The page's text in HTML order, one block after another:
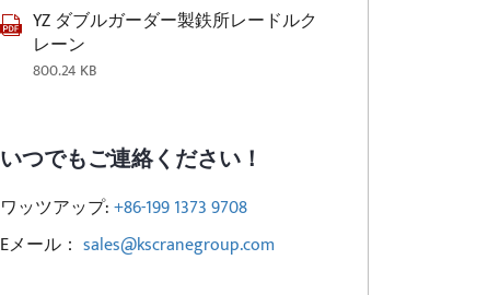
YZ ダブルガーダー製鉄所レードルク
レーン
800.24 KB
いつでもご連絡ください！
ワッツアップ:+86-199 1373 9708
Eメール： sales@kscranegroup.com